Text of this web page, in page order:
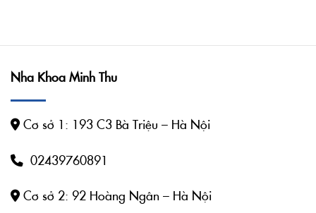
Nha Khoa Minh Thu
Cơ sở 1: 193 C3 Bà Triệu – Hà Nội
02439760891
Cơ sở 2: 92 Hoàng Ngân – Hà Nội